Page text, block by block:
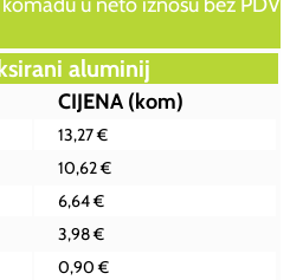
aluminij
CIJENA (kom)
13,27 €
10,62 €
6,64 €
3,98 €
0,90 €